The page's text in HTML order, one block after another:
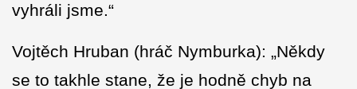
vyhráli jsme.“
Vojtěch Hruban (hráč Nymburka): „Někdy
se to takhle stane, že je hodně chyb na